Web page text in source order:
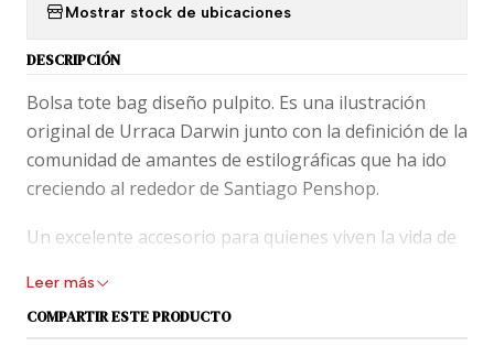
Mostrar stock de ubicaciones
DESCRIPCIÓN
Bolsa tote bag diseño pulpito. Es una ilustración
original de Urraca Darwin junto con la definición de la
comunidad de amantes de estilográficas que ha ido
creciendo al rededor de Santiago Penshop.
Un excelente accesorio para quienes viven la vida de
también para transportar sus cuadernos y lápices de
un lugar a otro.
Leer más
COMPARTIR ESTE PRODUCTO